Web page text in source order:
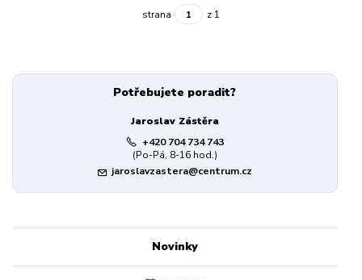
strana z 1
Potřebujete poradit?
Jaroslav Zástěra
+420 704 734 743
(Po-Pá, 8-16 hod.)
jaroslavzastera@centrum.cz
Novinky